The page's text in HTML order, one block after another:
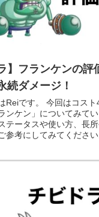
】フランケンの
続ダメージ！
Reiです。 今回はコスト
ンケン」についてみて
テータスや使い方、長
参考にしてみてくださ